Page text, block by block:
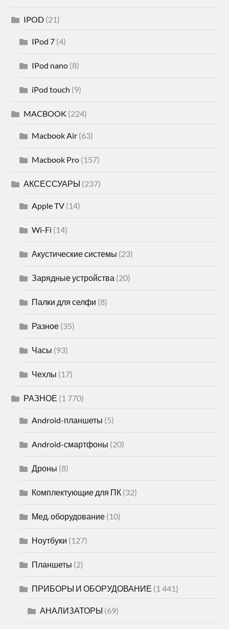
IPOD (21)
IPod 7 (4)
IPod nano (8)
iPod touch (9)
MACBOOK (224)
Macbook Air (63)
Macbook Pro (157)
АКСЕССУАРЫ (237)
Apple TV (14)
Wi-Fi (14)
Акустические системы (23)
Зарядные устройства (20)
Палки для селфи (8)
Разное (35)
Часы (93)
Чехлы (17)
РАЗНОЕ (1 770)
Android-планшеты (5)
Android-смартфоны (20)
Дроны (8)
Комплектующие для ПК (32)
Мед. оборудование (10)
Ноутбуки (127)
Планшеты (2)
ПРИБОРЫ И ОБОРУДОВАНИЕ (1 441)
АНАЛИЗАТОРЫ (69)